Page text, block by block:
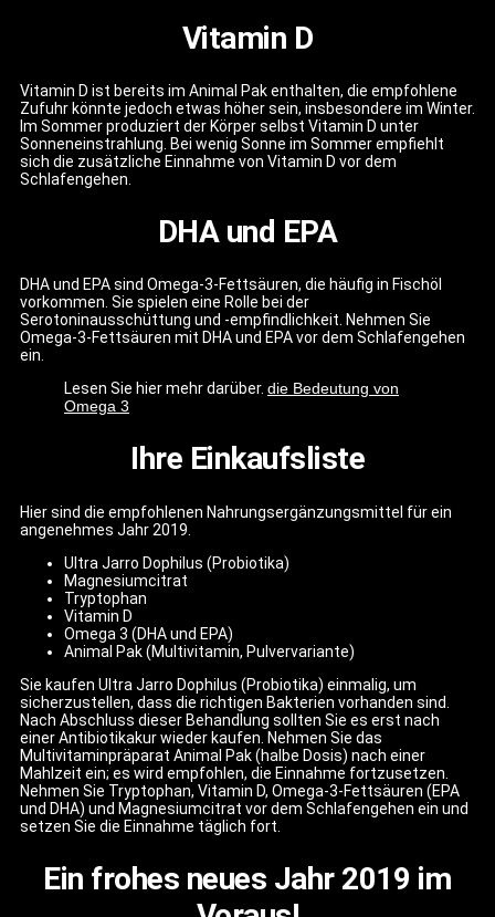
Vitamin D
Vitamin D ist bereits im Animal Pak enthalten, die empfohlene
Zufuhr könnte jedoch etwas höher sein, insbesondere im Winter.
Im Sommer produziert der Körper selbst Vitamin D unter
Sonneneinstrahlung. Bei wenig Sonne im Sommer empfiehlt
sich die zusätzliche Einnahme von Vitamin D vor dem
Schlafengehen.
DHA und EPA
DHA und EPA sind Omega-3-Fettsäuren, die häufig in Fischöl
vorkommen. Sie spielen eine Rolle bei der
Serotoninausschüttung und -empfindlichkeit. Nehmen Sie
Omega-3-Fettsäuren mit DHA und EPA vor dem Schlafengehen
ein.
Lesen Sie hier mehr darüber. die Bedeutung von
Omega 3
Ihre Einkaufsliste
Hier sind die empfohlenen Nahrungsergänzungsmittel für ein
angenehmes Jahr 2019.
Ultra Jarro Dophilus (Probiotika)
Magnesiumcitrat
Tryptophan
Vitamin D
Omega 3 (DHA und EPA)
Animal Pak (Multivitamin, Pulvervariante)
Sie kaufen Ultra Jarro Dophilus (Probiotika) einmalig, um
sicherzustellen, dass die richtigen Bakterien vorhanden sind.
Nach Abschluss dieser Behandlung sollten Sie es erst nach
einer Antibiotikakur wieder kaufen. Nehmen Sie das
Multivitaminpräparat Animal Pak (halbe Dosis) nach einer
Mahlzeit ein; es wird empfohlen, die Einnahme fortzusetzen.
Nehmen Sie Tryptophan, Vitamin D, Omega-3-Fettsäuren (EPA
und DHA) und Magnesiumcitrat vor dem Schlafengehen ein und
setzen Sie die Einnahme täglich fort.
Ein frohes neues Jahr 2019 im